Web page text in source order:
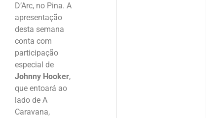
D’Arc, no Pina. A
apresentação
desta semana
conta com
participação
especial de
Johnny Hooker,
que entoará ao
lado de A
Caravana,